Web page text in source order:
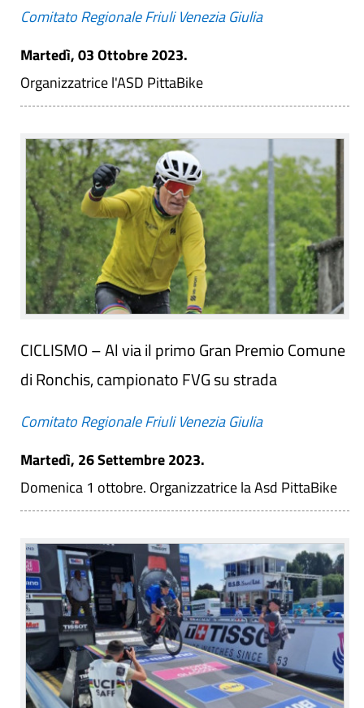
Comitato Regionale Friuli Venezia Giulia
Martedì, 03 Ottobre 2023.
Organizzatrice l'ASD PittaBike
CICLISMO – Al via il primo Gran Premio Comune
di Ronchis, campionato FVG su strada
Comitato Regionale Friuli Venezia Giulia
Martedì, 26 Settembre 2023.
Domenica 1 ottobre. Organizzatrice la Asd PittaBike